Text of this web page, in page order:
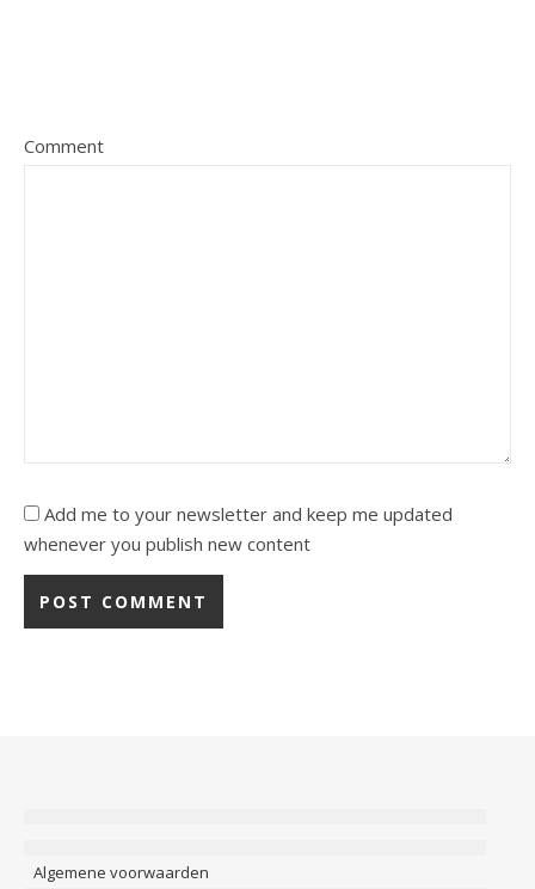
Comment
Add me to your newsletter and keep me updated
whenever you publish new content
Algemene voorwaarden